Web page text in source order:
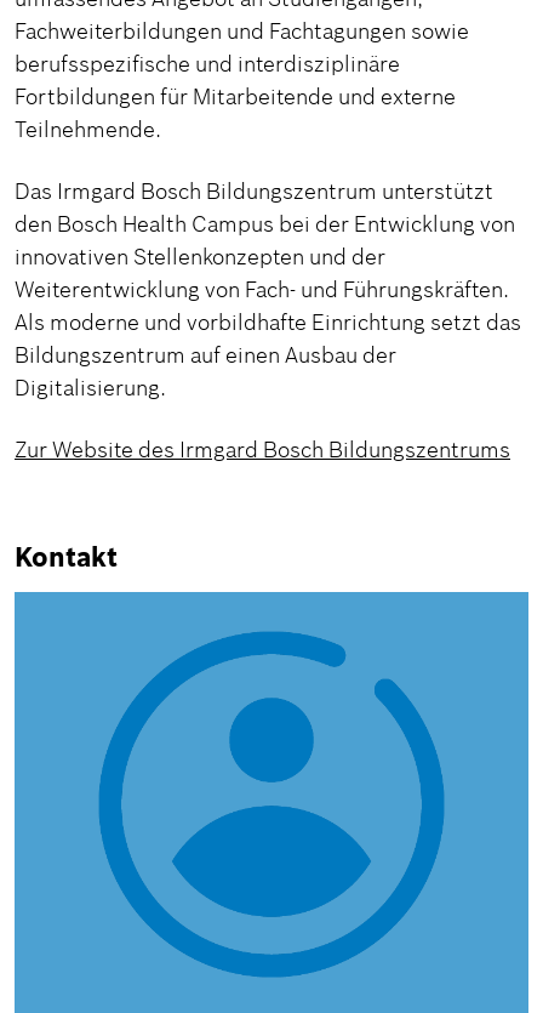
Fachweiterbildungen und Fachtagungen sowie
berufsspezifische und interdisziplinäre
Fortbildungen für Mitarbeitende und externe
Teilnehmende.
Das Irmgard Bosch Bildungszentrum unterstützt
den Bosch Health Campus bei der Entwicklung von
innovativen Stellenkonzepten und der
Weiterentwicklung von Fach- und Führungskräften.
Als moderne und vorbildhafte Einrichtung setzt das
Bildungszentrum auf einen Ausbau der
Digitalisierung.
Zur Website des Irmgard Bosch Bildungszentrums
Kontakt